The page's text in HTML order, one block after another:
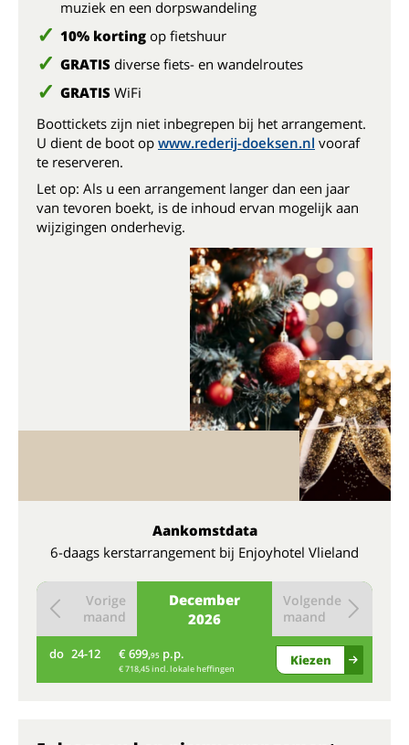
muziek en een dorpswandeling
10% korting op fietshuur
GRATIS diverse fiets- en wandelroutes
GRATIS WiFi
Boottickets zijn niet inbegrepen bij het arrangement.
U dient de boot op www.rederij-doeksen.nl vooraf
te reserveren.
Let op: Als u een arrangement langer dan een jaar
van tevoren boekt, is de inhoud ervan mogelijk aan
wijzigingen onderhevig.
Aankomstdata
6-daags kerstarrangement bij Enjoyhotel Vlieland
December
2026
Vorige
maand
Volgende
maand
do 24-12 € 699,95 p.p.
€ 718,45 incl. lokale heffingen
Kiezen